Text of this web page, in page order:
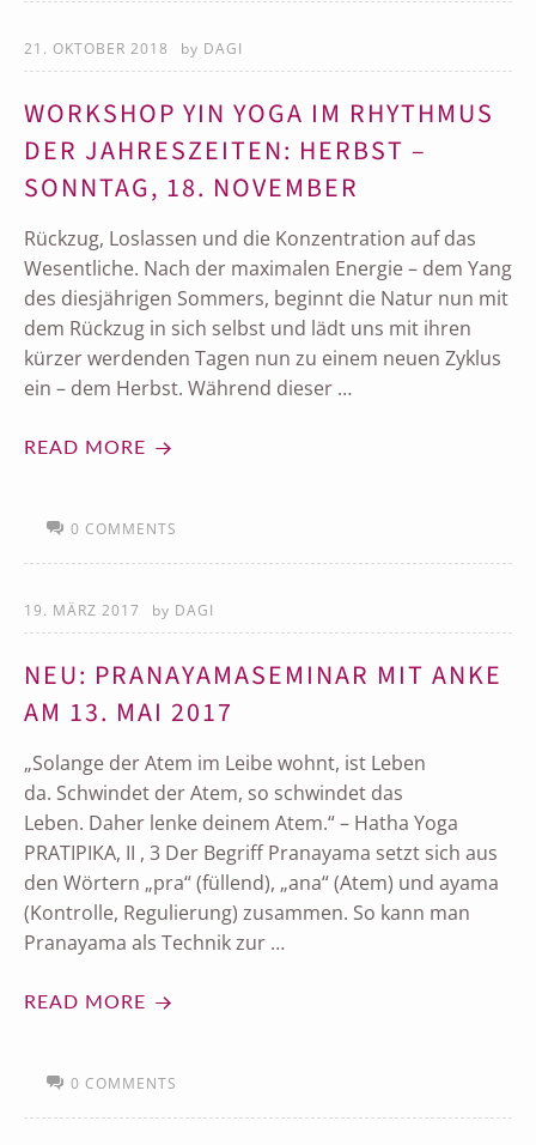
21. OKTOBER 2018 by DAGI
WORKSHOP YIN YOGA IM RHYTHMUS
DER JAHRESZEITEN: HERBST –
SONNTAG, 18. NOVEMBER
Rückzug, Loslassen und die Konzentration auf das
Wesentliche. Nach der maximalen Energie – dem Yang
des diesjährigen Sommers, beginnt die Natur nun mit
dem Rückzug in sich selbst und lädt uns mit ihren
kürzer werdenden Tagen nun zu einem neuen Zyklus
ein – dem Herbst. Während dieser …
READ MORE
0 COMMENTS
19. MÄRZ 2017 by DAGI
NEU: PRANAYAMASEMINAR MIT ANKE
AM 13. MAI 2017
„Solange der Atem im Leibe wohnt, ist Leben
da. Schwindet der Atem, so schwindet das
Leben. Daher lenke deinem Atem.“ – Hatha Yoga
PRATIPIKA, II , 3 Der Begriff Pranayama setzt sich aus
den Wörtern „pra“ (füllend), „ana“ (Atem) und ayama
(Kontrolle, Regulierung) zusammen. So kann man
Pranayama als Technik zur …
READ MORE
0 COMMENTS